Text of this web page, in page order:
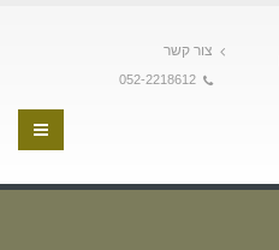
צור קשר
052-2218612